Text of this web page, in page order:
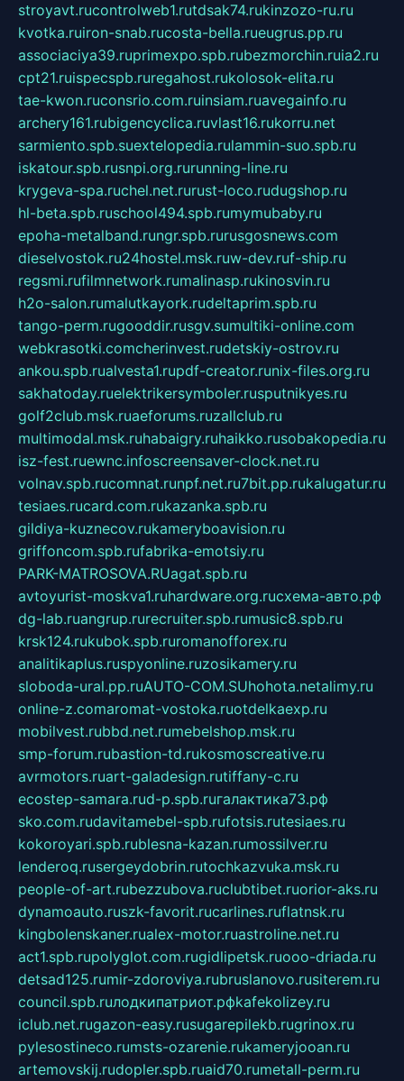
stroyavt.rucontrolweb1.rutdsak74.rukinzozo-ru.ru
kvotka.ruiron-snab.rucosta-bella.rueugrus.pp.ru
associaciya39.ruprimexpo.spb.rubezmorchin.ruia2.ru
cpt21.ruispecspb.ruregahost.rukolosok-elita.ru
tae-kwon.ruconsrio.com.ruinsiam.ruavegainfo.ru
archery161.rubigencyclica.ruvlast16.rukorru.net
sarmiento.spb.suextelopedia.rulammin-suo.spb.ru
iskatour.spb.rusnpi.org.rurunning-line.ru
krygeva-spa.ruchel.net.rurust-loco.rudugshop.ru
hl-beta.spb.ruschool494.spb.rumymubaby.ru
epoha-metalband.rungr.spb.rurusgosnews.com
dieselvostok.ru24hostel.msk.ruw-dev.ruf-ship.ru
regsmi.rufilmnetwork.rumalinasp.rukinosvin.ru
h2o-salon.rumalutkayork.rudeltaprim.spb.ru
tango-perm.rugooddir.rusgv.sumultiki-online.com
webkrasotki.comcherinvest.rudetskiy-ostrov.ru
ankou.spb.rualvesta1.rupdf-creator.runix-files.org.ru
sakhatoday.ruelektrikersymboler.rusputnikyes.ru
golf2club.msk.ruaeforums.ruzallclub.ru
multimodal.msk.ruhabaigry.ruhaikko.rusobakopedia.ru
isz-fest.ruewnc.infoscreensaver-clock.net.ru
volnav.spb.rucomnat.runpf.net.ru7bit.pp.rukalugatur.ru
tesiaes.rucard.com.rukazanka.spb.ru
gildiya-kuznecov.rukameryboavision.ru
griffoncom.spb.rufabrika-emotsiy.ru
PARK-MATROSOVA.RUagat.spb.ru
avtoyurist-moskva1.ruhardware.org.ruсхема-авто.рф
dg-lab.ruangrup.rurecruiter.spb.rumusic8.spb.ru
krsk124.rukubok.spb.ruromanofforex.ru
analitikaplus.ruspyonline.ruzosikamery.ru
sloboda-ural.pp.ruAUTO-COM.SUhohota.netalimy.ru
online-z.comaromat-vostoka.ruotdelkaexp.ru
mobilvest.rubbd.net.rumebelshop.msk.ru
smp-forum.rubastion-td.rukosmoscreative.ru
avrmotors.ruart-galadesign.rutiffany-c.ru
ecostep-samara.rud-p.spb.ruгалактика73.рф
sko.com.rudavitamebel-spb.rufotsis.rutesiaes.ru
kokoroyari.spb.rublesna-kazan.rumossilver.ru
lenderoq.rusergeydobrin.rutochkazvuka.msk.ru
people-of-art.rubezzubova.ruclubtibet.ruorior-aks.ru
dynamoauto.ruszk-favorit.rucarlines.ruflatnsk.ru
kingbolenskaner.rualex-motor.ruastroline.net.ru
act1.spb.rupolyglot.com.rugidlipetsk.ruooo-driada.ru
detsad125.rumir-zdoroviya.rubruslanovo.rusiterem.ru
council.spb.ruлодкипатриот.рфkafekolizey.ru
iclub.net.rugazon-easy.rusugarepilekb.rugrinox.ru
pylesostineco.rumsts-ozarenie.rukameryjooan.ru
artemovskij.rudopler.spb.ruaid70.rumetall-perm.ru